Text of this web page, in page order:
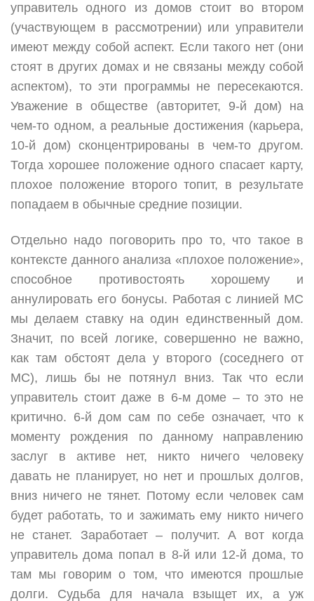
управитель одного из домов стоит во втором
(участвующем в рассмотрении) или управители
имеют между собой аспект. Если такого нет (они
стоят в других домах и не связаны между собой
аспектом), то эти программы не пересекаются.
Уважение в обществе (авторитет, 9-й дом) на
чем-то одном, а реальные достижения (карьера,
10-й дом) сконцентрированы в чем-то другом.
Тогда хорошее положение одного спасает карту,
плохое положение второго топит, в результате
попадаем в обычные средние позиции.
Отдельно надо поговорить про то, что такое в
контексте данного анализа «плохое положение»,
способное противостоять хорошему и
аннулировать его бонусы. Работая с линией МС
мы делаем ставку на один единственный дом.
Значит, по всей логике, совершенно не важно,
как там обстоят дела у второго (соседнего от
МС), лишь бы не потянул вниз. Так что если
управитель стоит даже в 6-м доме – то это не
критично. 6-й дом сам по себе означает, что к
моменту рождения по данному направлению
заслуг в активе нет, никто ничего человеку
давать не планирует, но нет и прошлых долгов,
вниз ничего не тянет. Потому если человек сам
будет работать, то и зажимать ему никто ничего
не станет. Заработает – получит. А вот когда
управитель дома попал в 8-й или 12-й дома, то
там мы говорим о том, что имеются прошлые
долги. Судьба для начала взыщет их, а уж